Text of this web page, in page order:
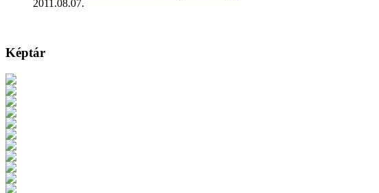
2011.08.07.
Képtár